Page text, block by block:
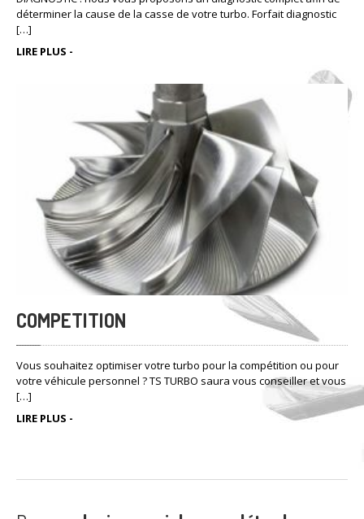
déterminer la cause de la casse de votre turbo. Forfait diagnostic
[…]
LIRE PLUS -
COMPETITION
Vous souhaitez optimiser votre turbo pour la compétition ou pour
votre véhicule personnel ? TS TURBO saura vous conseiller et vous
[…]
LIRE PLUS -